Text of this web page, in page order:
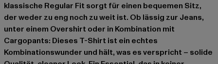
klassische Regular Fit sorgt für einen bequemen Sitz,
der weder zu eng noch zu weit ist. Ob lässig zur Jeans,
unter einem Overshirt oder in Kombination mit
Cargopants: Dieses T-Shirt ist ein echtes
Kombinationswunder und hält, was es verspricht – solide